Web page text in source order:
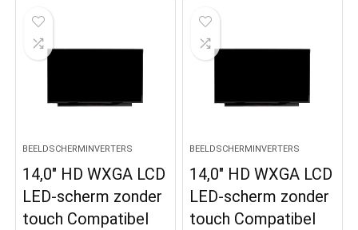
BEELDSCHERMINVERTERS
14,0″ HD WXGA LCD
LED-scherm zonder
touch Compatibel
BEELDSCHERMINVERTERS
14,0″ HD WXGA LCD
LED-scherm zonder
touch Compatibel